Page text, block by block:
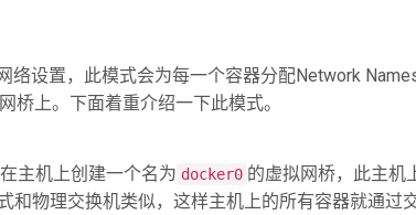
络设置，此模式会为每一个容器分配Network
桥上。下面着重介绍一下此模式。
主机上创建一个名为 docker0 的虚拟网桥，此主机
和物理交换机类似，这样主机上的所有容器就通过